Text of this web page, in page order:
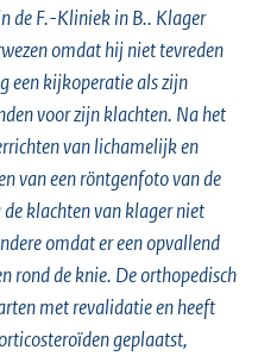
de F.-Kliniek in B.. Klager
omdat hij niet tevreden
een kijkoperatie als zijn
voor zijn klachten. Na het
van lichamelijk en
van een röntgenfoto van de
klachten van klager niet
omdat er een opvallend
rond de knie. De orthopedisch
met revalidatie en heeft
geplaatst,